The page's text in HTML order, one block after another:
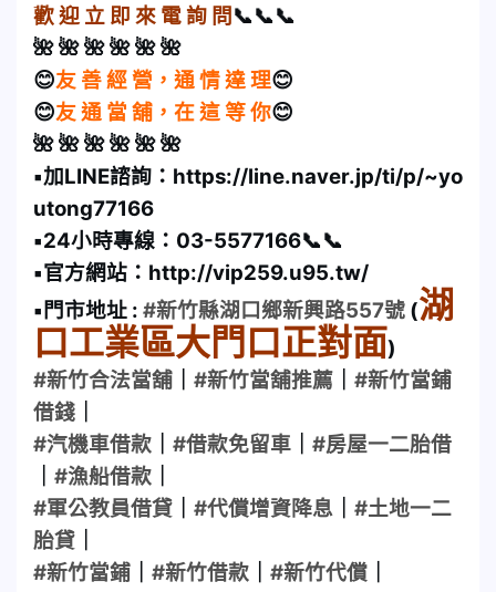
歡 迎 立 即 來 電 詢 問 📞📞📞
🌺 🌺 🌺 🌺 🌺 🌺
😊友 善 經 營，通 情 達 理😊
😊友 通 當 舖，在 這 等 你😊
🌺 🌺 🌺 🌺 🌺 🌺
▪️加LINE諮詢：https://line.naver.jp/ti/p/~yo
utong77166
▪️24小時專線：03-5577166📞📞
▪️官方網站：http://vip259.u95.tw/
▪️門市地址 : #新竹縣湖口鄉新興路557號 (湖
口工業區大門口正對面)
#新竹合法當舖
#新竹當舖推薦
#新竹當鋪
借錢
#汽機車借款
#借款免留車
#房屋一二胎借
#漁船借款
#軍公教員借貸
#代償增資降息
#土地一二
胎貸
#新竹當鋪
#新竹借款 #新竹代償